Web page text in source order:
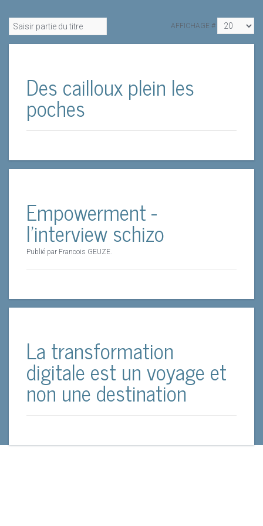
AFFICHAGE #
Des cailloux plein les
poches
Empowerment -
l'interview schizo
Publié par Francois GEUZE.
La transformation
digitale est un voyage et
non une destination